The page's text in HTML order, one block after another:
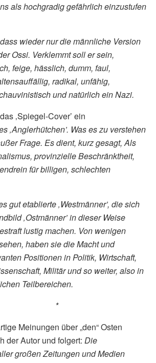
als hochgradig gefährlich einzustufen
wieder nur die männliche Version
Ossi. Verklemmt soll er sein,
feige, hässlich, dumm, faul,
radikal, unfähig,
und natürlich ein Nazi.
‚Spiegel-Cover’ ein
‚Anglerhütchen’. Was es zu verstehen
Frage. Es dient, kurz gesagt, Als
provinzielle Beschränktheit,
für billigen, schlechten
gut etablierte ‚Westmänner’, die sich
‚Ostmänner’ in dieser Weise
lustig machen. Von wenigen
haben sie die Macht und
Positionen in Politik, Wirtschaft,
Militär und so weiter, also in
Teilbereichen.
Meinungen über „den“ Osten
der Autor und folgert: Die
großen Zeitungen und Medien